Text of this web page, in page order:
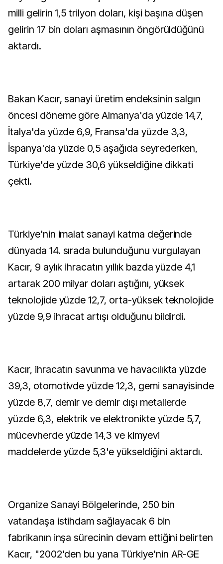
milli gelirin 1,5 trilyon doları, kişi başına düşen
gelirin 17 bin doları aşmasının öngörüldüğünü
aktardı.
Bakan Kacır, sanayi üretim endeksinin salgın
öncesi döneme göre Almanya'da yüzde 14,7,
İtalya'da yüzde 6,9, Fransa'da yüzde 3,3,
İspanya'da yüzde 0,5 aşağıda seyrederken,
Türkiye'de yüzde 30,6 yükseldiğine dikkati
çekti.
Türkiye'nin imalat sanayi katma değerinde
dünyada 14. sırada bulunduğunu vurgulayan
Kacır, 9 aylık ihracatın yıllık bazda yüzde 4,1
artarak 200 milyar doları aştığını, yüksek
teknolojide yüzde 12,7, orta-yüksek teknolojide
yüzde 9,9 ihracat artışı olduğunu bildirdi.
Kacır, ihracatın savunma ve havacılıkta yüzde
39,3, otomotivde yüzde 12,3, gemi sanayisinde
yüzde 8,7, demir ve demir dışı metallerde
yüzde 6,3, elektrik ve elektronikte yüzde 5,7,
mücevherde yüzde 14,3 ve kimyevi
maddelerde yüzde 5,3'e yükseldiğini aktardı.
Organize Sanayi Bölgelerinde, 250 bin
vatandaşa istihdam sağlayacak 6 bin
fabrikanın inşa sürecinin devam ettiğini belirten
Kacır, "2002'den bu yana Türkiye'nin AR-GE